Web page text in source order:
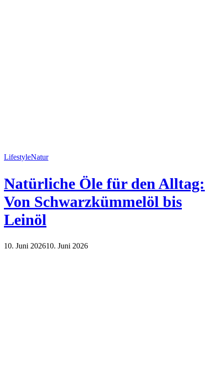
LifestyleNatur
Natürliche Öle für den Alltag:
Von Schwarzkümmelöl bis
Leinöl
10. Juni 202610. Juni 2026